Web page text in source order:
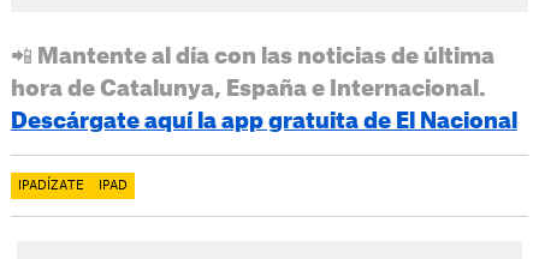
📲 Mantente al día con las noticias de última
hora de Catalunya, España e Internacional.
Descárgate aquí la app gratuita de El Nacional
IPADÍZATE IPAD